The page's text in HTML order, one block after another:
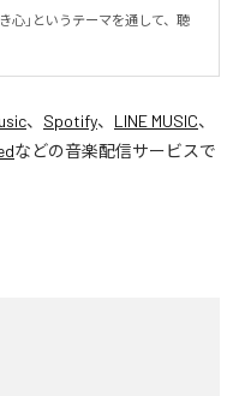
心」というテーマを通して、聴
、 Spotify、 LINE MUSIC、
などの音楽配信サービスで